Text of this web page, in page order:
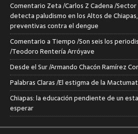
Comentario Zeta /Carlos Z Cadena /
detecta paludismo en los Altos de
preventivas contra el dengue
Comentario a Tiempo /Son seis los
/Teodoro Rentería Arróyave
Desde el Sur /Armando Chacón Ramírez
Palabras Claras /El estigma de la
Chiapas: la educación pendiente de un
esperar